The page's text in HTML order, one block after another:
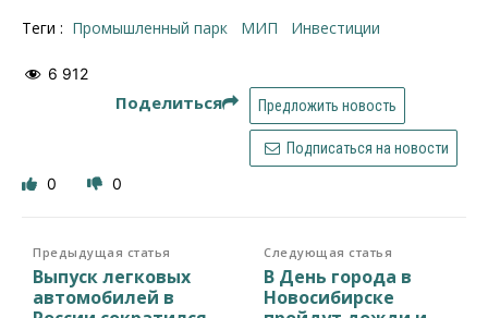
Теги : промышленный парк МИП инвестиции
6 912
Поделиться Предложить новость
Подписаться на новости
0 0
Предыдущая статья
Выпуск легковых
автомобилей в
Следующая статья
В День города в
Новосибирске